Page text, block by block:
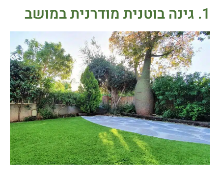
1. גינה בוטנית מודרנית במושב